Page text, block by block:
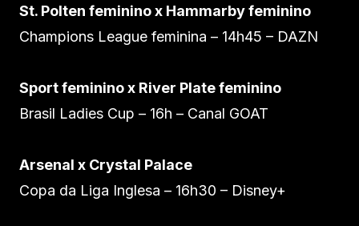
St. Polten feminino x Hammarby feminino
Champions League feminina – 14h45 – DAZN
Sport feminino x River Plate feminino
Brasil Ladies Cup – 16h – Canal GOAT
Arsenal x Crystal Palace
Copa da Liga Inglesa – 16h30 – Disney+